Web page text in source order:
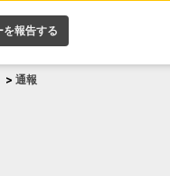
を報告する
> 通報